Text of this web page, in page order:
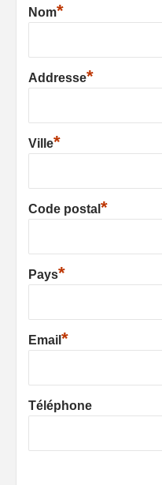
Nom*
Addresse*
Ville*
Code postal *
Pays*
Email *
Téléphone